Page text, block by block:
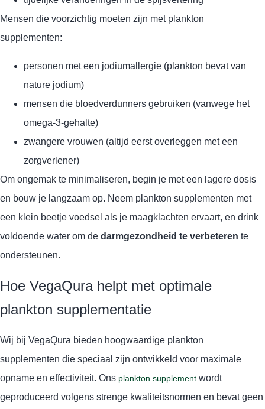
Mensen die voorzichtig moeten zijn met plankton
supplementen:
personen met een jodiumallergie (plankton bevat van
nature jodium)
mensen die bloedverdunners gebruiken (vanwege het
omega-3-gehalte)
zwangere vrouwen (altijd eerst overleggen met een
zorgverlener)
Om ongemak te minimaliseren, begin je met een lagere dosis
en bouw je langzaam op. Neem plankton supplementen met
een klein beetje voedsel als je maagklachten ervaart, en drink
voldoende water om de darmgezondheid te verbeteren te
ondersteunen.
Hoe VegaQura helpt met optimale
plankton supplementatie
Wij bij VegaQura bieden hoogwaardige plankton
supplementen die speciaal zijn ontwikkeld voor maximale
opname en effectiviteit. Ons plankton supplement wordt
geproduceerd volgens strenge kwaliteitsnormen en bevat geen